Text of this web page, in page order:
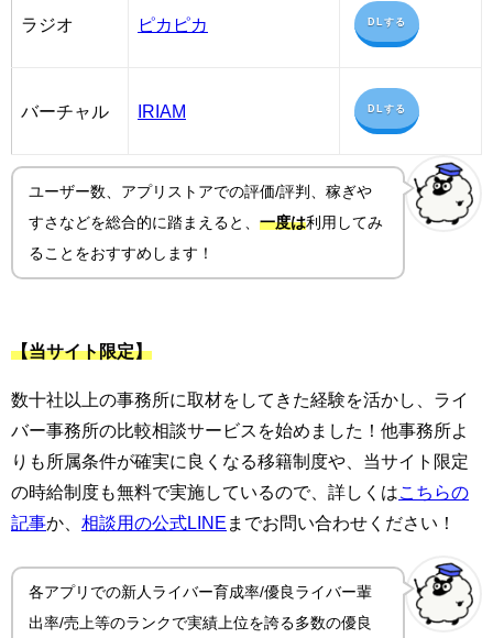
ラジオ ピカピカ DLする
バーチャル IRIAM DLする
ユーザー数、アプリストアでの評価/評判、稼ぎや
すさ などを総合的に踏まえると、一度は利用してみ
ることをおすすめします！
【当サイト限定】
数十社以上の事務所に取材をしてきた経験を活かし、ライ
バー事務所の比較相談サービスを始めました！他事務所よ
りも所属条件が確実に良くなる移籍制度や、当サイト限定
の時給制度も無料で実施しているので、詳しくは こちらの
記事か、 相談用の公式LINE までお問い合わせください！
各アプリでの新人ライバー育成率/優良ライバー輩
出率/売上等のランクで実績上位を誇る多数の優良